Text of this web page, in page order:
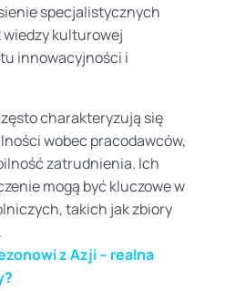
specjalistycznych
kulturowej
innowacyjności i
charakteryzują się
wobec pracodawców,
zatrudnienia. Ich
mogą być kluczowe w
takich jak zbiory
z Azji – realna